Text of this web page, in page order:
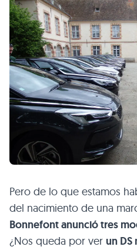
Pero de lo que estamos
del nacimiento de una
Bonnefont anunció tres
¿Nos queda por ver un